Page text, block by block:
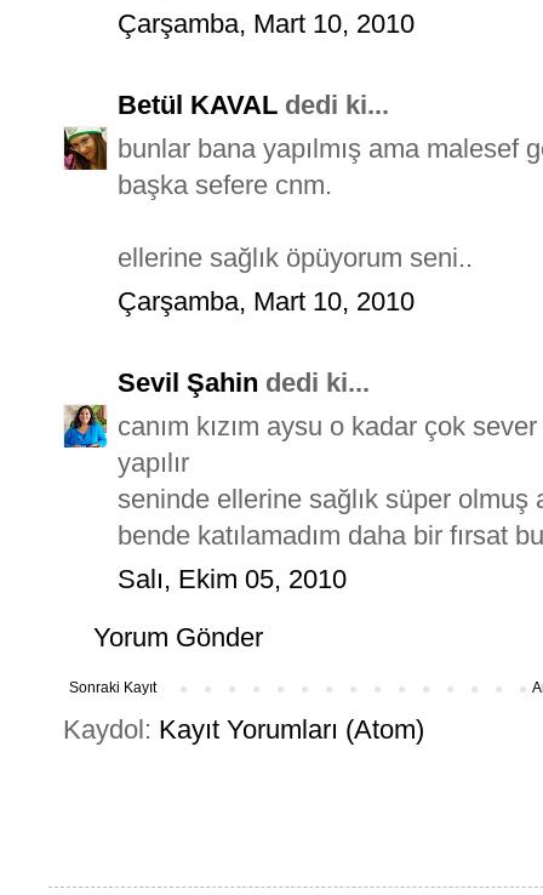
Çarşamba, Mart 10, 2010
Betül KAVAL dedi ki...
bunlar bana yapılmış ama malesef
başka sefere cnm.
ellerine sağlık öpüyorum seni..
Çarşamba, Mart 10, 2010
Sevil Şahin dedi ki...
canım kızım aysu o kadar çok
yapılır
seninde ellerine sağlık süper olmuş
bende katılamadım daha bir fırsat
Salı, Ekim 05, 2010
Yorum Gönder
Sonraki Kayıt
Kaydol: Kayıt Yorumları (Atom)